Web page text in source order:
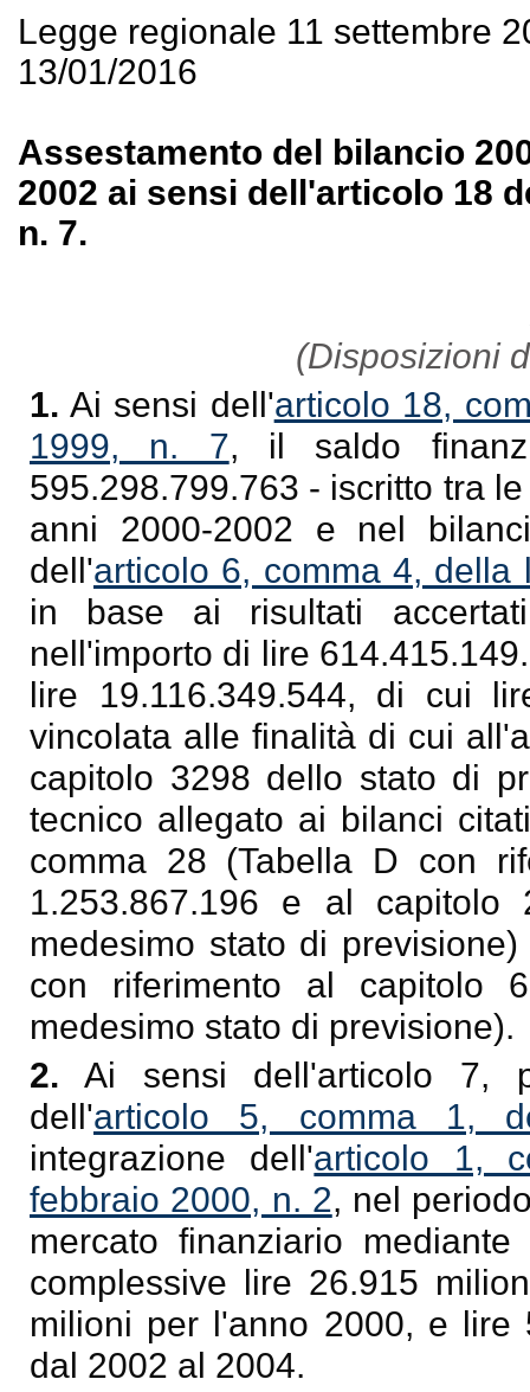
Legge regionale 11 settembre
13/01/2016
Assestamento del bilancio
2002 ai sensi dell'articolo 18
n. 7.
(Disposizioni
1. Ai sensi dell'articolo 18,
1999, n. 7, il saldo
595.298.799.763 - iscritto tra
anni 2000-2002 e nel
dell'articolo 6, comma 4, della
in base ai risultati
nell'importo di lire
lire 19.116.349.544, di cui
vincolata alle finalità di cui
capitolo 3298 dello stato di
tecnico allegato ai bilanci
comma 28 (Tabella D con
1.253.867.196 e al
medesimo stato di
con riferimento al
medesimo stato di previsione).
2. Ai sensi dell'articolo 7,
dell'articolo 5, comma 1,
integrazione dell'articolo 1,
febbraio 2000, n. 2, nel
mercato finanziario
complessive lire 26.915
milioni per l'anno 2000, e lire
dal 2002 al 2004.